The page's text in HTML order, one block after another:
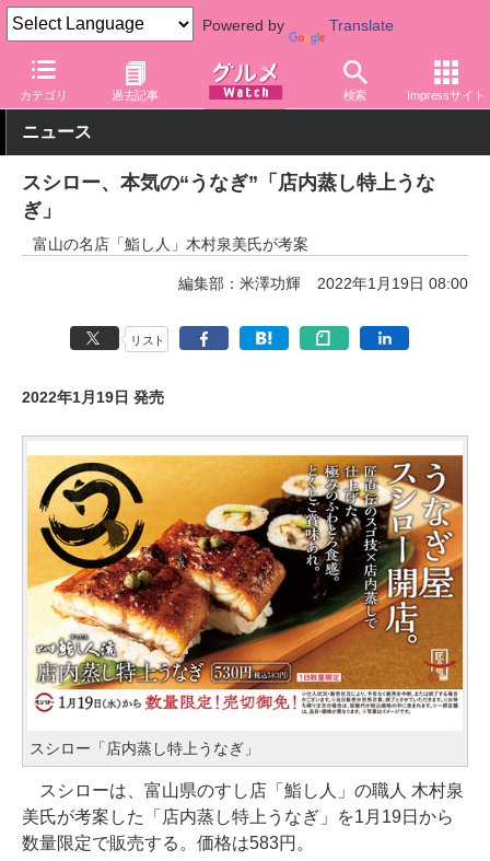
Powered by Translate
カテゴリ 過去記事 検索 Impressサイト
グルメ Watch 店舗 スシロー
ニュース
スシロー、本気の“うなぎ”「店内蒸し特上うな
ぎ」
富山の名店「鮨し人」木村泉美氏が考案
編集部：米澤功輝 2022年1月19日 08:00
リスト
2022年1月19日 発売
スシロー「店内蒸し特上うなぎ」
スシローは、富山県のすし店「鮨し人」の職人 木村泉
美氏が考案した「店内蒸し特上うなぎ」を1月19日から
数量限定で販売する。価格は583円。